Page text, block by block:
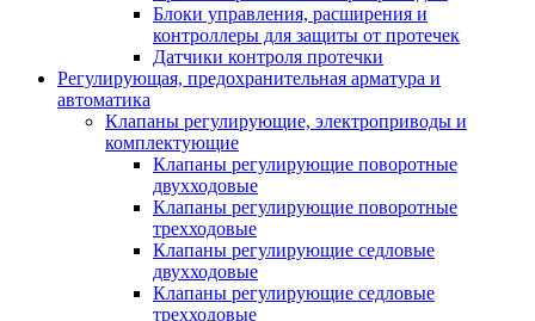
Блоки управления, расширения и
контроллеры для защиты от протечек
Датчики контроля протечки
Регулирующая, предохранительная арматура и
автоматика
Клапаны регулирующие, электроприводы и
комплектующие
Клапаны регулирующие поворотные
двухходовые
Клапаны регулирующие поворотные
трехходовые
Клапаны регулирующие седловые
двухходовые
Клапаны регулирующие седловые
трехходовые